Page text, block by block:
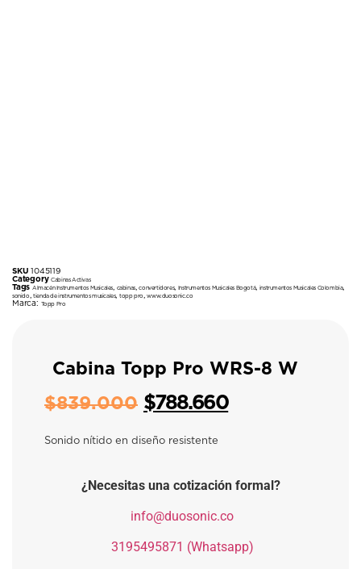
SKU1045119
Category Cabinas Activas
Tags Almacén Instrumentos Musicales cabinas,convertidores, Instrumentos Musicales Bogotá, instrumentos Musicales Colombia,
sonido ,tienda de instrumentos musicales,topp pro ,www.duosonic.co
Marca: Topp Pro
Cabina Topp Pro WRS-8 W
$839.000 $788.660
Sonido nítido en diseño resistente
¿Necesitas una cotización formal?
info@duosonic.co
3195495871 (Whatsapp)